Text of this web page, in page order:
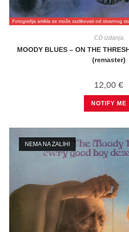
Fotografija artikla se može razlikovati od stvarnog
CD izdanja
MOODY BLUES – ON THE
(remaster)
12,00 €
NOTIFY ME
NEMA NA ZALIHI